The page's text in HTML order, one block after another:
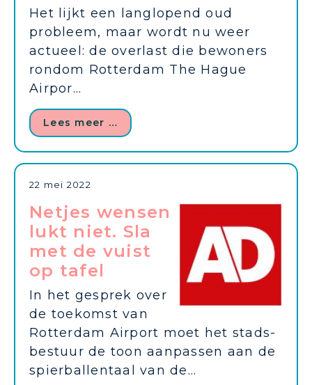
Het lijkt een langlopend oud
probleem, maar wordt nu weer
actueel: de overlast die bewoners
rondom Rotterdam The Hague
Airpor...
Lees meer …
22 mei 2022
Netjes wensen
lukt niet. Sla
met de vuist
op tafel
In het gesprek over
de toekomst van
Rotterdam Airport moet het stads­
bestuur de toon aanpassen aan de
spierballentaal van de...